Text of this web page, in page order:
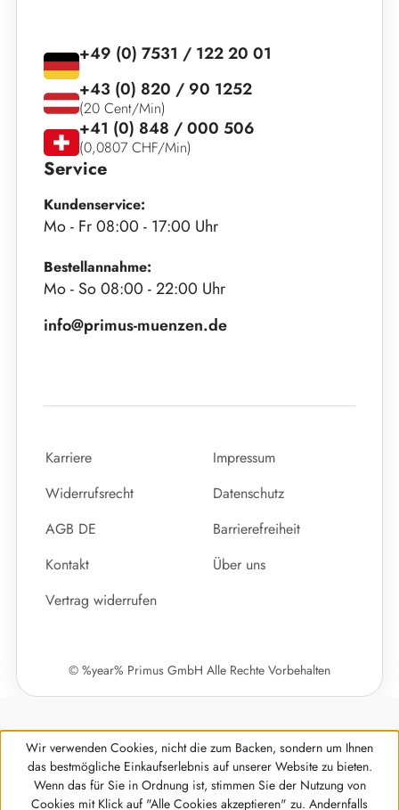
Service
Kundenservice:
Mo - Fr 08:00 - 17:00 Uhr
Bestellannahme:
Mo - So 08:00 - 22:00 Uhr
info@primus-muenzen.de
+49 (0) 7531 / 122 20 01
+43 (0) 820 / 90 1252
(20 Cent/Min)
+41 (0) 848 / 000 506
(0,0807 CHF/Min)
Karriere
Impressum
Widerrufsrecht
Datenschutz
AGB DE
Barrierefreiheit
Kontakt
Über uns
Vertrag widerrufen
© %year% Primus GmbH Alle Rechte Vorbehalten
Wir verwenden Cookies, nicht die zum Backen, sondern um Ihnen
das bestmögliche Einkaufserlebnis auf unserer Website zu bieten.
Wenn das für Sie in Ordnung ist, stimmen Sie der Nutzung von
Cookies mit Klick auf "Alle Cookies akzeptieren" zu. Andernfalls